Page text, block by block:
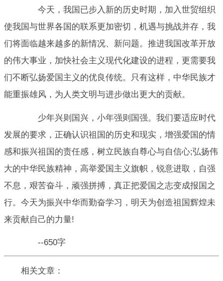
今天，我国已步入新的历史时期，加入世贸组织
使我国与世界各国的联系更加密切，机遇与挑战并存，我
们将面临越来越多的新情况、新问题。推进我国改革开放
的伟大事业，加快社会主义现代化建设的进程，更需要我
们不断弘扬爱国主义的优良传统。只有这样，中华民族才
能重振雄风，为人类文明与进步做出更大的贡献。
少年兴则国兴，小年强则国强。我们要适应时代
发展的要求，正确认识祖国的历史和现实，增强爱国的情
感和振兴祖国的责任感，树立民族自尊心与自信心;弘扬伟
大的中华民族精神，高举爱国主义旗帜，锐意进取，自强
不息，艰苦奋斗，顽强拼搏，真正把爱国之志变成报国之
行。今天为振兴中华而勤奋学习，明天为创造祖国辉煌未
来贡献自己的力量!
--650字
相关文章：